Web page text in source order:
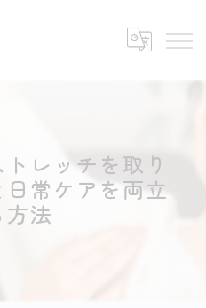
レッチを取り
常ケアを両立
法